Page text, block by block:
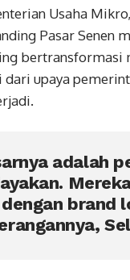
Usaha
Pasar Senen
bertransformasi
upaya
adalah
brand